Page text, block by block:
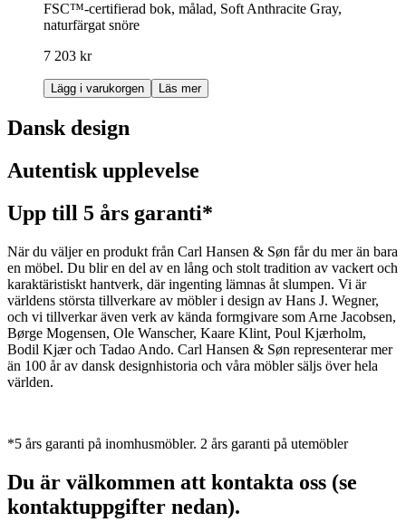
FSC™-certifierad bok, målad, Soft Anthracite Gray,
naturfärgat snöre
7 203 kr
Lägg i varukorgen Läs mer
Dansk design
Autentisk upplevelse
Upp till 5 års garanti*
När du väljer en produkt från Carl Hansen & Søn får du mer än bara
en möbel. Du blir en del av en lång och stolt tradition av vackert och
karaktäristiskt hantverk, där ingenting lämnas åt slumpen. Vi är
världens största tillverkare av möbler i design av Hans J. Wegner,
och vi tillverkar även verk av kända formgivare som Arne Jacobsen,
Børge Mogensen, Ole Wanscher, Kaare Klint, Poul Kjærholm,
Bodil Kjær och Tadao Ando. Carl Hansen & Søn representerar mer
än 100 år av dansk designhistoria och våra möbler säljs över hela
världen.
*5 års garanti på inomhusmöbler. 2 års garanti på utemöbler
Du är välkommen att kontakta oss (se
kontaktuppgifter nedan).